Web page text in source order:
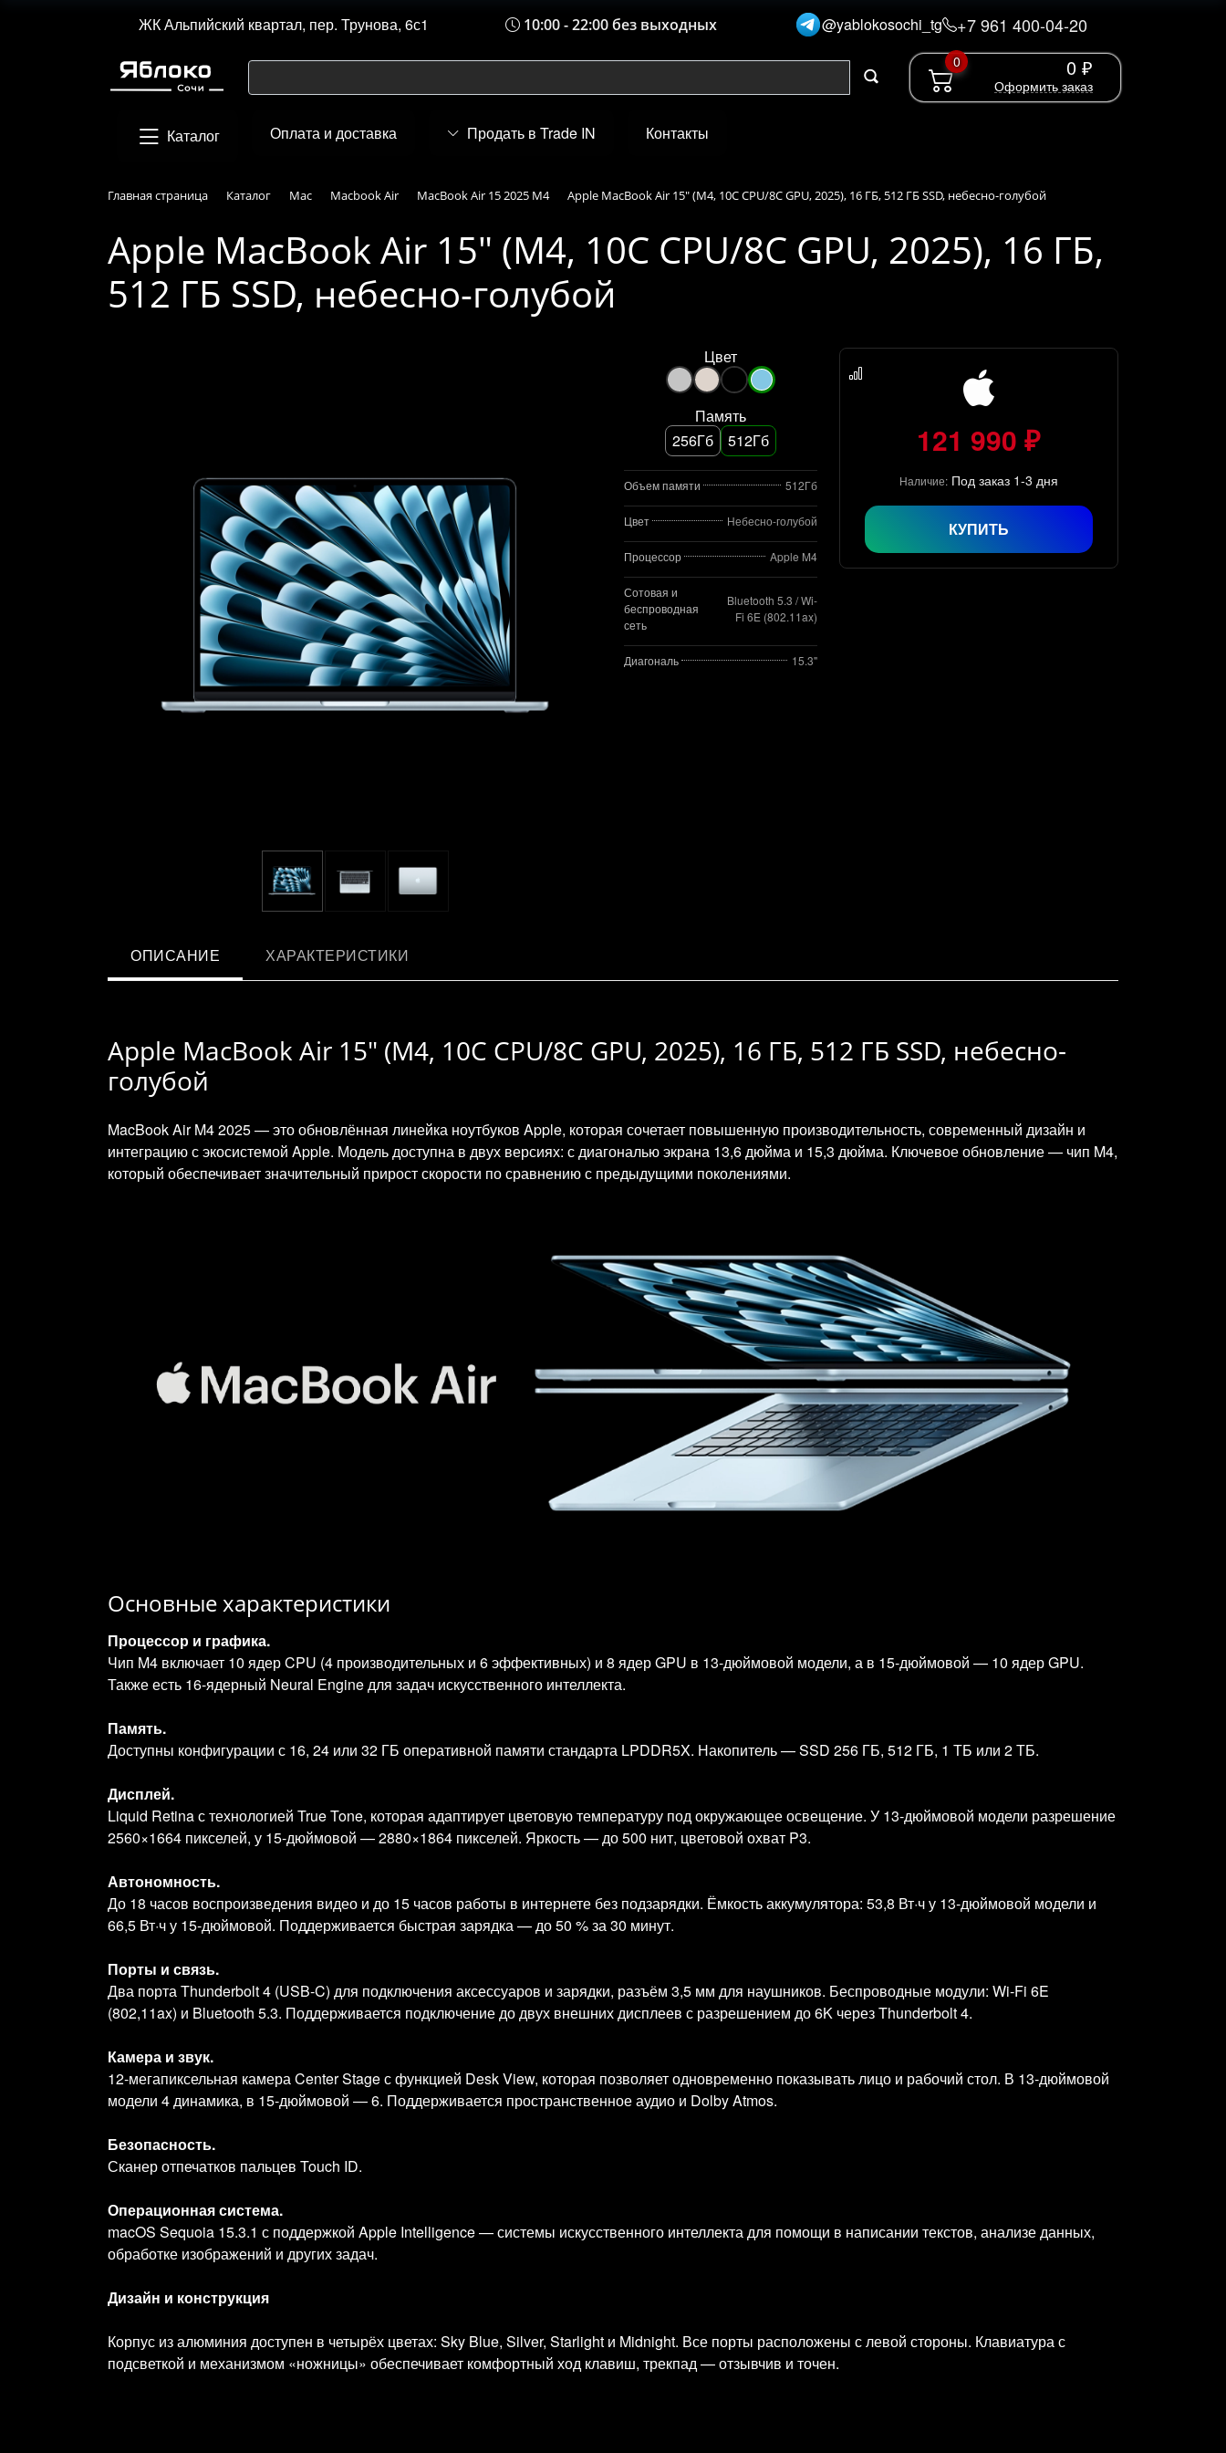
ЖК Альпийский квартал, пер. Трунова, 6с1 10:00 - 22:00 без выходных @yablokosochi_tg +7 961 400-04-20
0 0 ₽
Оформить заказ
Каталог Оплата и доставка Продать в Trade IN Контакты
Главная страница Каталог Mac Macbook Air MacBook Air 15 2025 M4 Apple MacBook Air 15" (M4, 10C CPU/8C GPU, 2025), 16 ГБ, 512 ГБ SSD, небесно-голубой
Apple MacBook Air 15" (M4, 10C CPU/8C GPU, 2025), 16 ГБ,
512 ГБ SSD, небесно-голубой
Цвет
Память
256Гб
512Гб
Объем памяти 512Гб
Цвет Небесно-голубой
Процессор Apple M4
Сотовая и
беспроводная
сеть
Bluetooth 5.3 / Wi-
Fi 6E (802.11ax)
Диагональ 15.3"
121 990 ₽
Наличие: Под заказ 1-3 дня
КУПИТЬ
ОПИСАНИЕ ХАРАКТЕРИСТИКИ
Apple MacBook Air 15" (M4, 10C CPU/8C GPU, 2025), 16 ГБ, 512 ГБ SSD, небесно-
голубой
MacBook Air M4 2025 — это обновлённая линейка ноутбуков Apple, которая сочетает повышенную производительность, современный дизайн и
интеграцию с экосистемой Apple. Модель доступна в двух версиях: с диагональю экрана 13,6 дюйма и 15,3 дюйма. Ключевое обновление — чип M4,
который обеспечивает значительный прирост скорости по сравнению с предыдущими поколениями.
Основные характеристики
Процессор и графика.
Чип M4 включает 10 ядер CPU (4 производительных и 6 эффективных) и 8 ядер GPU в 13‑дюймовой модели, а в 15‑дюймовой — 10 ядер GPU.
Также есть 16‑ядерный Neural Engine для задач искусственного интеллекта.
Память.
Доступны конфигурации с 16, 24 или 32 ГБ оперативной памяти стандарта LPDDR5X. Накопитель — SSD 256 ГБ, 512 ГБ, 1 ТБ или 2 ТБ.
Дисплей.
Liquid Retina с технологией True Tone, которая адаптирует цветовую температуру под окружающее освещение. У 13‑дюймовой модели разрешение
2560×1664 пикселей, у 15‑дюймовой — 2880×1864 пикселей. Яркость — до 500 нит, цветовой охват P3.
Автономность.
До 18 часов воспроизведения видео и до 15 часов работы в интернете без подзарядки. Ёмкость аккумулятора: 53,8 Вт·ч у 13‑дюймовой модели и
66,5 Вт·ч у 15‑дюймовой. Поддерживается быстрая зарядка — до 50 % за 30 минут.
Порты и связь.
Два порта Thunderbolt 4 (USB‑C) для подключения аксессуаров и зарядки, разъём 3,5 мм для наушников. Беспроводные модули: Wi‑Fi 6E
(802,11ax) и Bluetooth 5.3. Поддерживается подключение до двух внешних дисплеев с разрешением до 6K через Thunderbolt 4.
Камера и звук.
12‑мегапиксельная камера Center Stage с функцией Desk View, которая позволяет одновременно показывать лицо и рабочий стол. В 13‑дюймовой
модели 4 динамика, в 15‑дюймовой — 6. Поддерживается пространственное аудио и Dolby Atmos.
Безопасность.
Сканер отпечатков пальцев Touch ID.
Операционная система.
macOS Sequoia 15.3.1 с поддержкой Apple Intelligence — системы искусственного интеллекта для помощи в написании текстов, анализе данных,
обработке изображений и других задач.
Дизайн и конструкция
Корпус из алюминия доступен в четырёх цветах: Sky Blue, Silver, Starlight и Midnight. Все порты расположены с левой стороны. Клавиатура с
подсветкой и механизмом «ножницы» обеспечивает комфортный ход клавиш, трекпад — отзывчив и точен.